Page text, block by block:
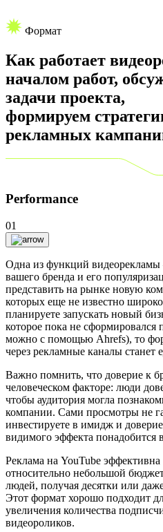
Формат
Как работает
началом работ,
задачи проекта,
формируем
рекламных
Performance
01
Одна из функций
вашего бренда и его
представить на рынке новую
которых еще не известно
планируете запускать новый
которое пока не сформировался
можно с помощью Ahrefs), то
через рекламные каналы станет
Важно помнить, что доверие к
человеческом факторе: люди
чтобы аудитория могла
компании. Сами просмотры не
инвестируете в имидж и
видимого эффекта понадобится
Реклама на YouTube эффективна
относительно небольшой
людей, получая десятки или
Этот формат хорошо подходит
увеличения количества
видеороликов.